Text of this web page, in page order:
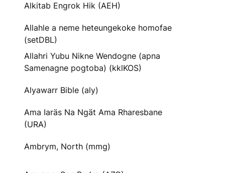
Alkitab Engrok Hik (AEH)
Allahle a neme heteungekoke homofae
(setDBL)
Allahri Yubu Nikne Wendogne (apna
Samenagne pogtoba) (kklKOS)
Alyawarr Bible (aly)
Ama Iaräs Na Ngät Ama Rharesbane
(URA)
Ambrym, North (mmg)